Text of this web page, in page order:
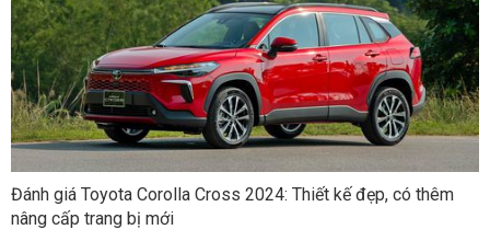
Đánh giá Toyota Corolla Cross 2024: Thiết kế đẹp, có thêm
nâng cấp trang bị mới